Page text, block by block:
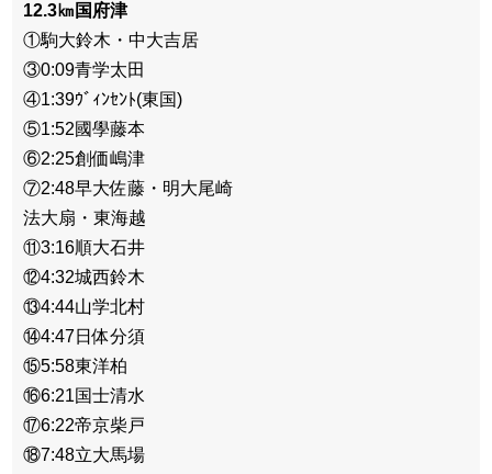
12.3㎞国府津
①駒大鈴木・中大吉居
③0:09青学太田
④1:39ｳﾞｨﾝｾﾝﾄ(東国)
⑤1:52國學藤本
⑥2:25創価嶋津
⑦2:48早大佐藤・明大尾崎
法大扇・東海越
⑪3:16順大石井
⑫4:32城西鈴木
⑬4:44山学北村
⑭4:47日体分須
⑮5:58東洋柏
⑯6:21国士清水
⑰6:22帝京柴戸
⑱7:48立大馬場